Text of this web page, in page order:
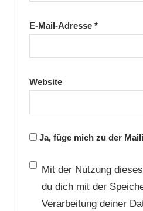
E-Mail-Adresse *
Website
Ja, füge mich zu der
Mit der Nutzung
du dich mit der
Verarbeitung deiner